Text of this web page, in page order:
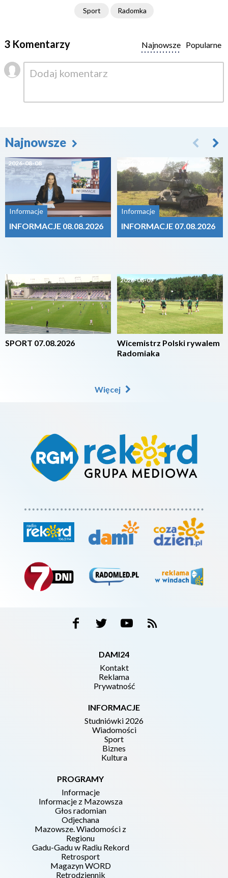
Sport Radomka
3 Komentarzy Popularne
Najnowsze
Najnowsze
2026-08-08
Informacje
INFORMACJE 08.08.2026
2026-08-07
SPORT 07.08.2026
Informacje
INFORMACJE 07.08.2026
2026-08-07
Wicemistrz Polski rywalem
Radomiaka
Więcej
DAMI24
Kontakt
Reklama
Prywatność
INFORMACJE
Studniówki 2026
Wiadomości
Sport
Biznes
Kultura
PROGRAMY
Informacje
Informacje z Mazowsza
Głos radomian
Odjechana
Mazowsze. Wiadomości z
Regionu
Gadu-Gadu w Radiu Rekord
Retrosport
Magazyn WORD
Retrodziennik